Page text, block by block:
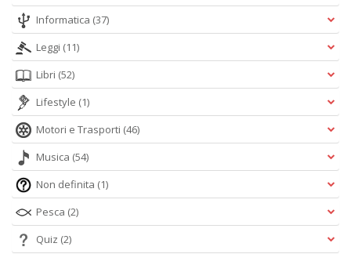
Informatica (37)
Leggi (11)
Libri (52)
Lifestyle (1)
Motori e Trasporti (46)
Musica (54)
Non definita (1)
Pesca (2)
Quiz (2)